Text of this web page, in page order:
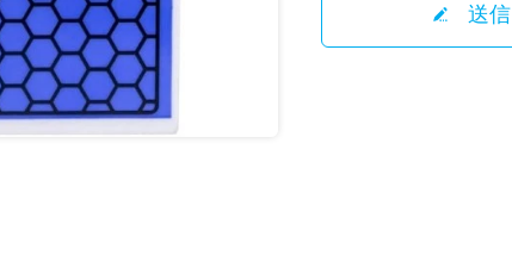
送信